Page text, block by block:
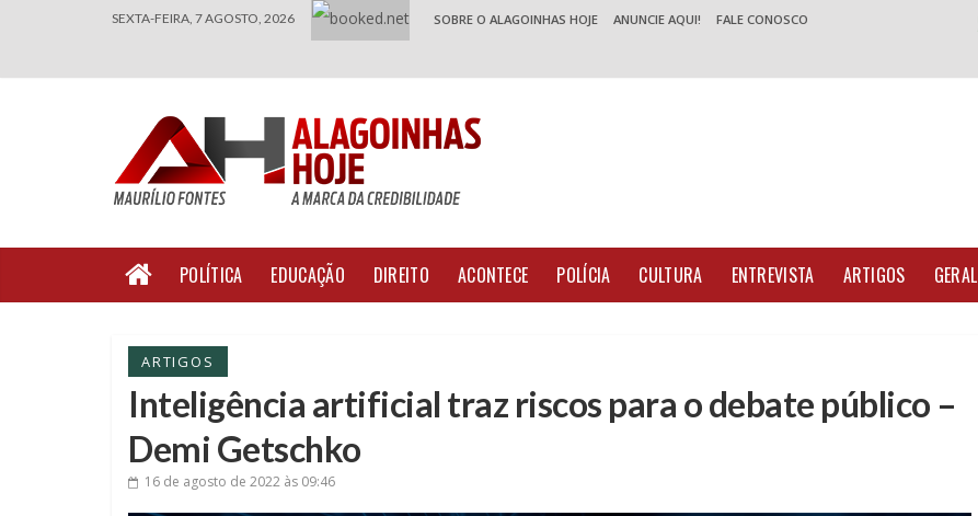
SEXTA-FEIRA, 7 AGOSTO, 2026 SOBRE O ALAGOINHAS HOJE ANUNCIE AQUI! FALE CONOSCO
POLÍTICA EDUCAÇÃO DIREITO ACONTECE POLÍCIA CULTURA ENTREVISTA ARTIGOS GERAL
ARTIGOS
Inteligência artificial traz riscos para o debate público –
Demi Getschko
16 de agosto de 2022 às 09:46